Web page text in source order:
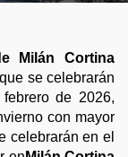
Milán Cortina
se celebrarán
de 2026,
con mayor
celebrarán en el